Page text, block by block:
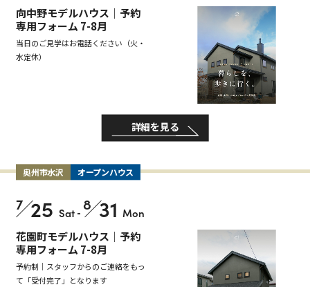
向中野モデルハウス｜予約
専用フォーム 7-8月
当日のご見学はお電話ください（火・
水定休）
詳細を見る
奥州市水沢 オープンハウス
7 25 Sat- 8 31 Mon
花園町モデルハウス｜予約
専用フォーム 7-8月
予約制｜スタッフからのご連絡をもっ
て「受付完了」となります